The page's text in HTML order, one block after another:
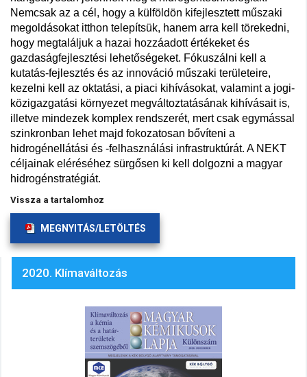
Nemcsak az a cél, hogy a külföldön kifejlesztett műszaki
megoldásokat itthon telepítsük, hanem arra kell törekedni,
hogy megtaláljuk a hazai hozzáadott értékeket és
gazdaságfejlesztési lehetőségeket. Fókuszálni kell a
kutatás-fejlesztés és az innováció műszaki területeire,
kezelni kell az oktatási, a piaci kihívásokat, valamint a jogi-
közigazgatási környezet megváltoztatásának kihívásait is,
illetve mindezek komplex rendszerét, mert csak egymással
szinkronban lehet majd fokozatosan bővíteni a
hidrogénellátási és -felhasználási infrastruktúrát. A NEKT
céljainak eléréséhez sürgősen ki kell dolgozni a magyar
hidrogénstratégiát.
Vissza a tartalomhoz
MEGNYITÁS/LETÖLTÉS
2020. Klímaváltozás